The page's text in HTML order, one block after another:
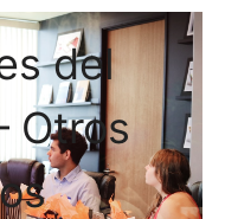
del
Otros